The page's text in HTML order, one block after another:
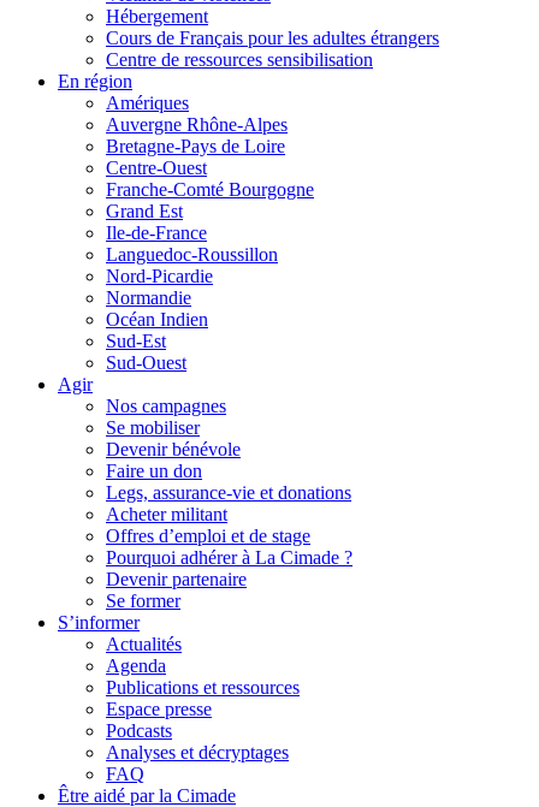
Hébergement
Cours de Français pour les adultes étrangers
Centre de ressources sensibilisation
En région
Amériques
Auvergne Rhône-Alpes
Bretagne-Pays de Loire
Centre-Ouest
Franche-Comté Bourgogne
Grand Est
Ile-de-France
Languedoc-Roussillon
Nord-Picardie
Normandie
Océan Indien
Sud-Est
Sud-Ouest
Agir
Nos campagnes
Se mobiliser
Devenir bénévole
Faire un don
Legs, assurance-vie et donations
Acheter militant
Offres d’emploi et de stage
Pourquoi adhérer à La Cimade ?
Devenir partenaire
Se former
S’informer
Actualités
Agenda
Publications et ressources
Espace presse
Podcasts
Analyses et décryptages
FAQ
Être aidé par la Cimade